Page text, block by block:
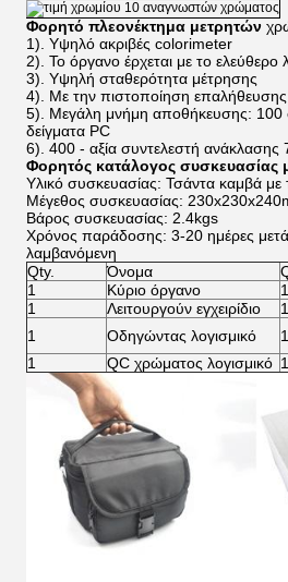
Φορητό πλεονέκτημα μετρητών
1). Υψηλό ακριβές colorimeter
2). Το όργανο έρχεται με το ελεύθερο
3). Υψηλή σταθερότητα μέτρησης
4). Με την πιστοποίηση
5). Μεγάλη μνήμη αποθήκευσης: 100
δείγματα PC
6). 400 - αξία συντελεστή ανάκλασης
Φορητός κατάλογος συσκευασίας
Υλικό συσκευασίας: Τσάντα καμβά με
Μέγεθος συσκευασίας:
Βάρος συσκευασίας: 2.4kgs
Χρόνος παράδοσης: 3-20 ημέρες
λαμβανόμενη
Qty.
Όνομα
1
Κύριο όργανο 1
1
Λειτουργούν εγχειρίδιο 1
1
Οδηγώντας λογισμικό 1
1
QC χρώματος λογισμικό 1